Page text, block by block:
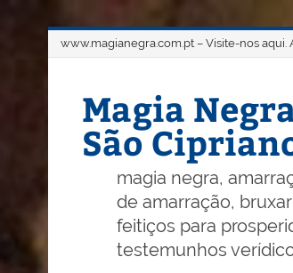
www.magianegra.com.pt – Visite-nos
Magia
São
magia negra,
de amarração,
feitiços para
testemunhos